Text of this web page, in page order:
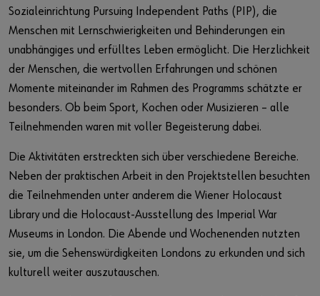
Sozialeinrichtung Pursuing Independent Paths (PIP), die
Menschen mit Lernschwierigkeiten und Behinderungen ein
unabhängiges und erfülltes Leben ermöglicht. Die Herzlichkeit
der Menschen, die wertvollen Erfahrungen und schönen
Momente miteinander im Rahmen des Programms schätzte er
besonders. Ob beim Sport, Kochen oder Musizieren – alle
Teilnehmenden waren mit voller Begeisterung dabei.
Die Aktivitäten erstreckten sich über verschiedene Bereiche.
Neben der praktischen Arbeit in den Projektstellen besuchten
die Teilnehmenden unter anderem die Wiener Holocaust
Library und die Holocaust-Ausstellung des Imperial War
Museums in London. Die Abende und Wochenenden nutzten
sie, um die Sehenswürdigkeiten Londons zu erkunden und sich
kulturell weiter auszutauschen.